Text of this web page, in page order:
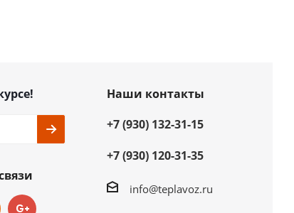
Наши контакты
+7 (930) 132-31-15
+7 (930) 120-31-35
info@teplavoz.ru